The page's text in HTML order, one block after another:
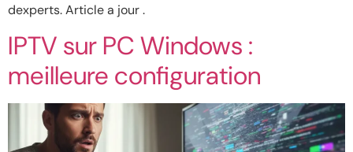
dexperts. Article a jour .
IPTV sur PC Windows :
meilleure configuration